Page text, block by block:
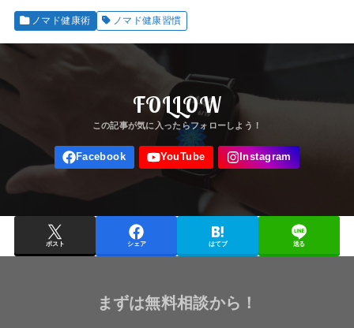
ノマド健康術 ノマド健康習慣
FOLLOW
ポスト シェア はてブ 送る
まずは無料相談から！